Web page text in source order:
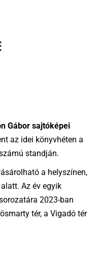
Gábor sajtóképei
az idei könyvhéten a
standján.
a helyszínen,
Az év egyik
2023-ban
tér, a Vigadó tér